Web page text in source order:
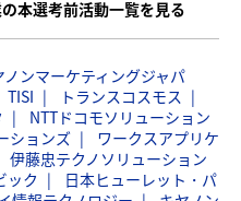
本選考前活動一覧を見る
ノンマーケティングジャパ
TISI
トランスコスモス
NTTドコモソリューション
ションズ
ワークスアプリケ
伊藤忠テクノソリューション
ック
日本ヒューレット・パ